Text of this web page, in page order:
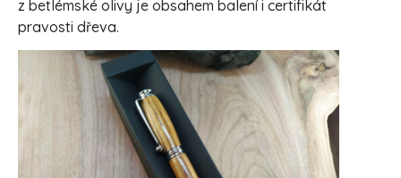
z betlémské olivy je obsahem balení i certifikát
pravosti dřeva.